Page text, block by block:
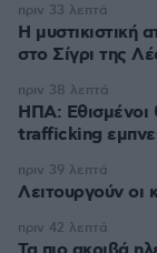
Η μυστικιστική
στο Σίγρι της
πριν 33 λεπτά
ΗΠΑ: Εθισμένοι
trafficking
πριν 38 λεπτά
Λειτουργούν οι
πριν 39 λεπτά
πριν 42 λεπτά